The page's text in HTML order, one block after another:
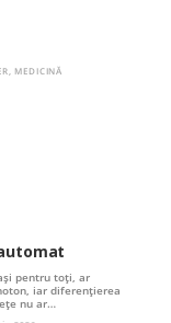
MEDICINĂ
pentru toți, ar
iar diferențierea
nu ar…